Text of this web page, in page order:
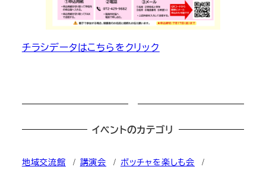
チラシデータはこちらをクリック
イベントのカテゴリ
地域交流館 講演会
ボッチャを楽しも会